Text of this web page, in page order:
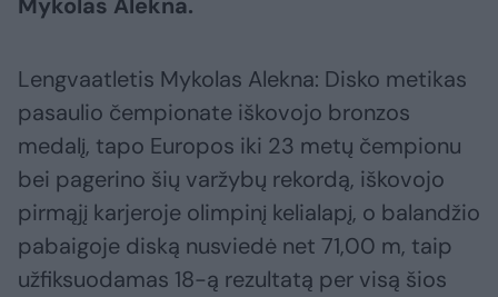
Mykolas Alekna.
Lengvaatletis Mykolas Alekna: Disko metikas
pasaulio čempionate iškovojo bronzos
medalį, tapo Europos iki 23 metų čempionu
bei pagerino šių varžybų rekordą, iškovojo
pirmąjį karjeroje olimpinį kelialapį, o balandžio
pabaigoje diską nusviedė net 71,00 m, taip
užfiksuodamas 18-ą rezultatą per visą šios